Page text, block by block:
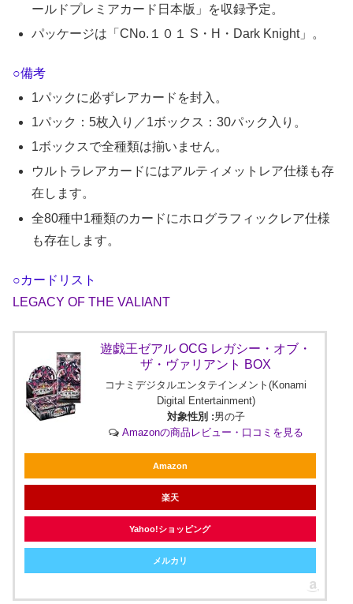
ールドプレミアカード日本版」を収録予定。
パッケージは「CNo.１０１ S・H・Dark Knight」。
○備考
1パックに必ずレアカードを封入。
1パック：5枚入り／1ボックス：30パック入り。
1ボックスで全種類は揃いません。
ウルトラレアカードにはアルティメットレア仕様も存
在します。
全80種中1種類のカードにホログラフィックレア仕様
も存在します。
○カードリスト
LEGACY OF THE VALIANT
遊戯王ゼアル OCG レガシー・オブ・
ザ・ヴァリアント BOX
コナミデジタルエンタテインメント(Konami
Digital Entertainment)
対象性別 :男の子
Amazonの商品レビュー・口コミを見る
Amazon
楽天
Yahoo!ショッピング
メルカリ